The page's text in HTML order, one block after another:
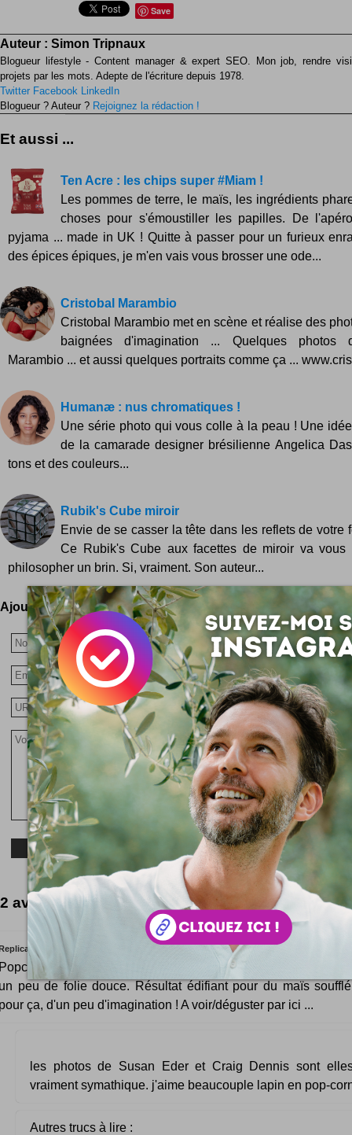
Save
Auteur : Simon Tripnaux
Blogueur lifestyle - Content manager & expert SEO. Mon job, rendre
projets par les mots. Adepte de l'écriture depuis 1978.
Twitter Facebook LinkedIn
Blogueur ? Auteur ? Rejoignez la rédaction !
Et aussi ...
Ten Acre : les chips super #Miam !
Les pommes de terre, le maïs, les ingrédients
choses pour s'émoustiller les papilles. De
pyjama ... made in UK ! Quitte à passer pour un furieux
des épices épiques, je m'en vais vous brosser une ode...
Cristobal Marambio
Cristobal Marambio met en scène et réalise des
baignées d'imagination ... Quelques photos
Marambio ... et aussi quelques portraits comme ça ...
Humanæ : nus chromatiques !
Une série photo qui vous colle à la peau ! Une
de la camarade designer brésilienne Angelica
tons et des couleurs...
Rubik's Cube miroir
Envie de se casser la tête dans les reflets de votre
Ce Rubik's Cube aux facettes de miroir va vous
philosopher un brin. Si, vraiment. Son auteur...
Ajoutez votre avis !
2 avis éclairés
Role
c'est une série photo réalisée avec pour seul matière
peu de folie douce. Résultat édifiant pour du maïs
ça, d'un peu d'imagination ! A voir/déguster par ici ...
les photos de Susan Eder et Craig Dennis sont
vraiment symathique. j'aime beaucouple lapin en pop-
Autres trucs à lire :